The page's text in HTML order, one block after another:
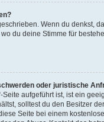
Wenn du denkst,
, wo du deine Stimme für
oder juristische
Seite aufgeführt ist, ist ein
solltest du den Besitzer
Seite bei einem